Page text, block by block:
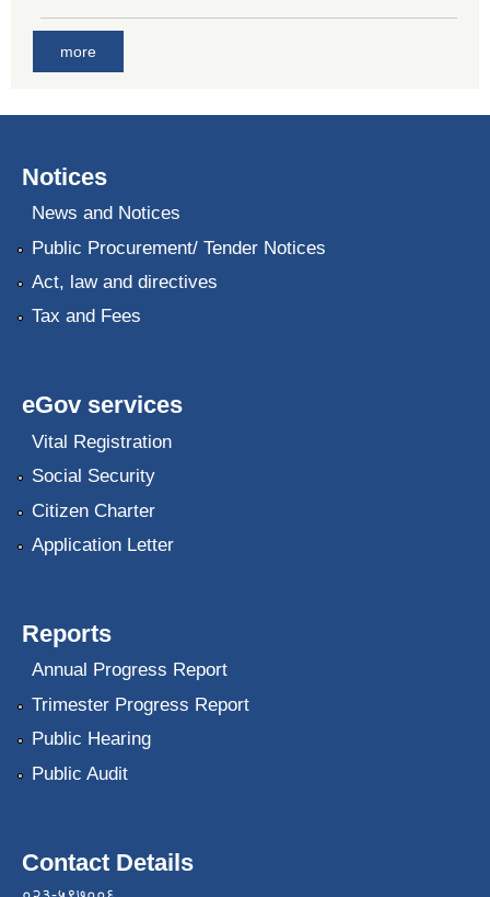
more
Notices
News and Notices
Public Procurement/ Tender Notices
Act, law and directives
Tax and Fees
eGov services
Vital Registration
Social Security
Citizen Charter
Application Letter
Reports
Annual Progress Report
Trimester Progress Report
Public Hearing
Public Audit
Contact Details